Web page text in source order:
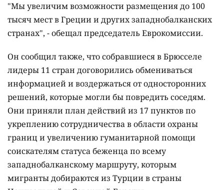
"Мы увеличим возможности размещения до 100
тысяч мест в Греции и других западнобалканских
странах", - обещал председатель Еврокомиссии.
Он сообщил также, что собравшиеся в Брюсселе
лидеры 11 стран договорились обмениваться
информацией и воздержаться от односторонних
решений, которые могли бы повредить соседям.
Они приняли план действий из 17 пунктов по
укреплению сотрудничества в области охраны
границ и увеличению гуманитарной помощи
соискателям статуса беженца по всему
западнобалканскому маршруту, которым
мигранты добираются из Турции в страны